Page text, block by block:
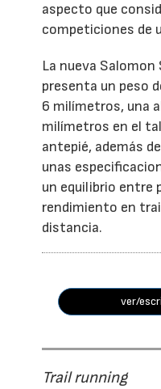
aspecto que
competiciones de
La nueva Salomon
presenta un peso
6 milímetros, una
milímetros en el
antepié, además
unas
un equilibrio entre
rendimiento en
distancia.
ver/
Trail running